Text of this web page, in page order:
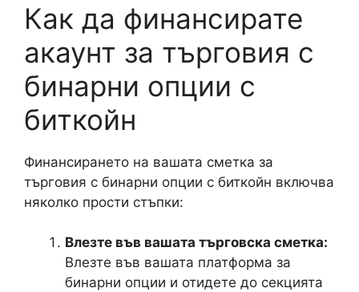
Как да финансирате
акаунт за търговия с
бинарни опции с
биткойн
Финансирането на вашата сметка за
търговия с бинарни опции с биткойн включва
няколко прости стъпки:
Влезте във вашата търговска сметка:
Влезте във вашата платформа за
бинарни опции и отидете до секцията